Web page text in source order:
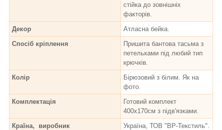
стійка до зовнішніх
факторів.
Декор
Атласна бейка.
Спосіб кріплення
Пришита бантова тасьма з
петельками під любий тип
крючків.
Колір
Бірюзовий з білим. Як на
фото.
Комплектація
Готовий комплект
400х170см з підв'язками.
Країна, виробник
Україна, ТОВ "ВР-Текстиль".